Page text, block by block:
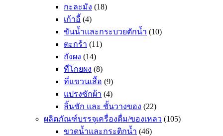
กะละมัง (18)
เก้าอี้ (4)
ขันน้ำและกระบวยตักน้ำ (10)
ตะกร้า (11)
ถังผง (14)
ที่โกยผง (8)
ที่แขวนเสื้อ (9)
แปรงซักผ้า (4)
ลิ้นชัก และ ชั้นวางของ (22)
ผลิตภัณฑ์บรรจุเครื่องดื่ม/ของเหลว (105)
ขวดน้ำและกระติกน้ำ (46)